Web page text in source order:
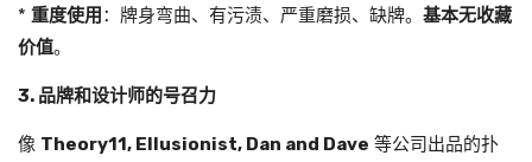
* 重度使用 ：牌身弯曲、有污渍、严重磨损、缺牌。 基本无收藏
价值。
3. 品牌和设计师的号召力
像 Theory11, Ellusionist, Dan and Dave 等公司出品的扑